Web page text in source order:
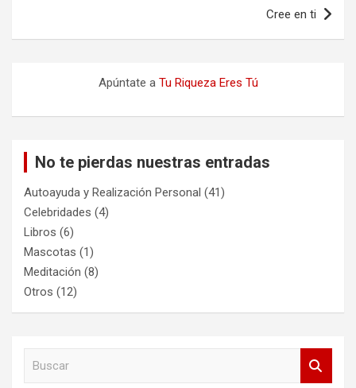
Cree en ti
Apúntate a Tu Riqueza Eres Tú
No te pierdas nuestras entradas
Autoayuda y Realización Personal (41)
Celebridades (4)
Libros (6)
Mascotas (1)
Meditación (8)
Otros (12)